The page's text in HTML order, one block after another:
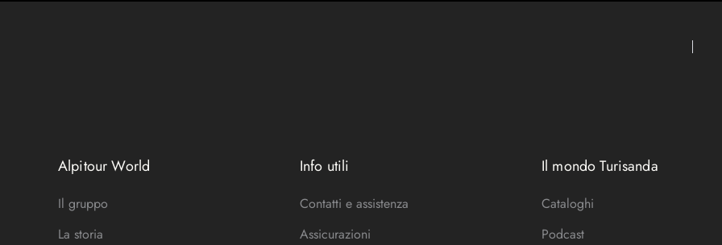
Alpitour World
Il gruppo
La storia
Info utili
Contatti e assistenza
Assicurazioni
Il mondo Turisanda
Cataloghi
Podcast